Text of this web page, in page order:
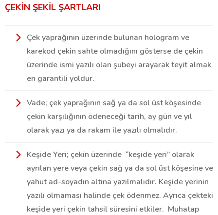
ÇEKİN ŞEKİL ŞARTLARI
Çek yaprağının üzerinde bulunan hologram ve
karekod çekin sahte olmadığını gösterse de çekin
üzerinde ismi yazılı olan şubeyi arayarak teyit almak
en garantili yoldur.
Vade; çek yaprağının sağ ya da sol üst köşesinde
çekin karşılığının ödeneceği tarih, ay gün ve yıl
olarak yazı ya da rakam ile yazılı olmalıdır.
Keşide Yeri; çekin üzerinde “keşide yeri” olarak
ayrılan yere veya çekin sağ ya da sol üst köşesine ve
yahut ad-soyadın altına yazılmalıdır. Keşide yerinin
yazılı olmaması halinde çek ödenmez. Ayrıca çekteki
keşide yeri çekin tahsil süresini etkiler. Muhatap